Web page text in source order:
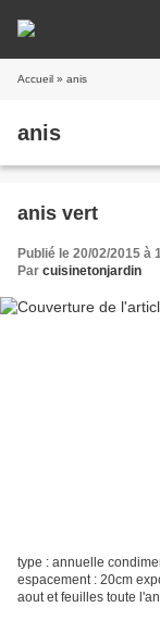
Accueil » anis
anis
anis vert
Publié le 20/02/2015 à
Par cuisinetonjardin
type : annuelle
espacement : 20cm
aout et feuilles toute